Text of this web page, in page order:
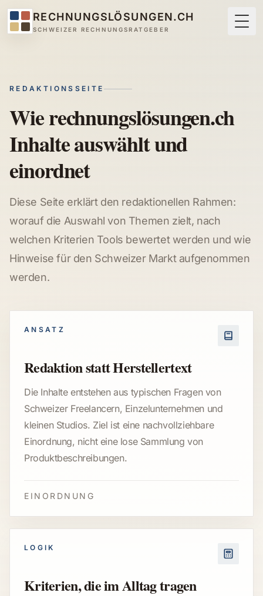
RECHNUNGSLÖSUNGEN.CH
SCHWEIZER RECHNUNGSRATGEBER
REDAKTIONSSEITE
Wie rechnungslösungen.ch
Inhalte auswählt und
einordnet
Diese Seite erklärt den redaktionellen Rahmen:
worauf die Auswahl von Themen zielt, nach
welchen Kriterien Tools bewertet werden und wie
Hinweise für den Schweizer Markt aufgenommen
werden.
ANSATZ
Redaktion statt Herstellertext
Die Inhalte entstehen aus typischen Fragen von
Schweizer Freelancern, Einzelunternehmen und
kleinen Studios. Ziel ist eine nachvollziehbare
Einordnung, nicht eine lose Sammlung von
Produktbeschreibungen.
EINORDNUNG
LOGIK
Kriterien, die im Alltag tragen